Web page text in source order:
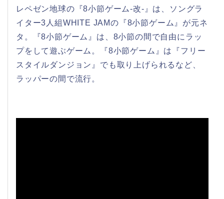
レペゼン地球の『8小節ゲーム-改-』は、ソングラ
イター3人組WHITE JAMの『8小節ゲーム』が元ネ
タ。『8小節ゲーム』は、8小節の間で自由にラッ
プをして遊ぶゲーム。『8小節ゲーム』は『フリー
スタイルダンジョン』でも取り上げられるなど、
ラッパーの間で流行。